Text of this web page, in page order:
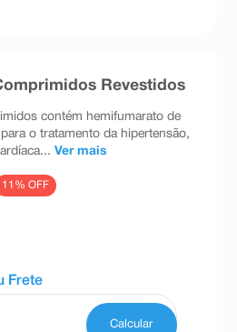
Revestidos
contém hemifumarato de
o tratamento da hipertensão,
Ver mais
11 % OFF